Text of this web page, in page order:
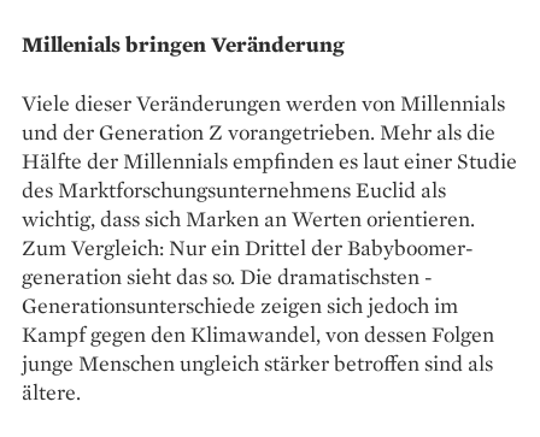
Millenials bringen Veränderung
Viele dieser Veränderungen werden von Millennials
und der Generation Z vorangetrieben. Mehr als die
Hälfte der Millennials empfinden es laut einer Studie
des Marktforschungsunternehmens Euclid als
wichtig, dass sich Marken an Werten orientieren.
Zum Vergleich: Nur ein Drittel der Babyboomer­
generation sieht das so. Die dramatischsten ­
Generationsunterschiede zeigen sich jedoch im
Kampf gegen den Klimawandel, von dessen Folgen
junge Menschen ungleich stärker betroffen sind als
ältere.